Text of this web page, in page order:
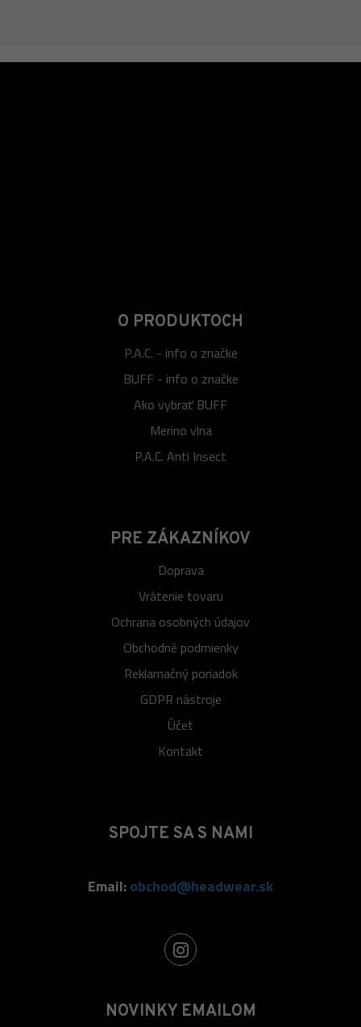
O PRODUKTOCH
P.A.C. - info o značke
BUFF - info o značke
Ako vybrať BUFF
Merino vlna
P.A.C. Anti Insect
PRE ZÁKAZNÍKOV
Doprava
Vrátenie tovaru
Ochrana osobných údajov
Obchodné podmienky
Reklamačný poriadok
GDPR nástroje
Účet
Kontakt
SPOJTE SA S NAMI
Email:obchod@headwear.sk
NOVINKY EMAILOM